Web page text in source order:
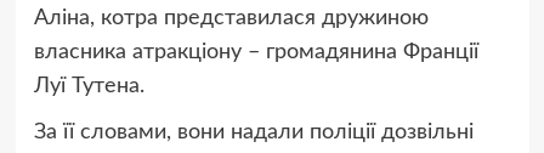
Аліна, котра представилася дружиною
власника атракціону – громадянина Франції
Луї Тутена.
За її словами, вони надали поліції дозвільні